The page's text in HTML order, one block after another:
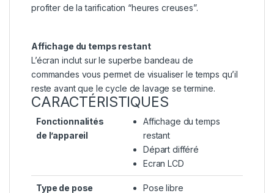
profiter de la tarification “heures creuses”.
Affichage du temps restant
L’écran inclut sur le superbe bandeau de
commandes vous permet de visualiser le temps qu’il
reste avant que le cycle de lavage se termine.
CARACTÉRISTIQUES
Fonctionnalités
de l’appareil
Affichage du temps
restant
Départ différé
Ecran LCD
Type de pose Pose libre